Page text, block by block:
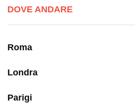
DOVE ANDARE
Roma
Londra
Parigi